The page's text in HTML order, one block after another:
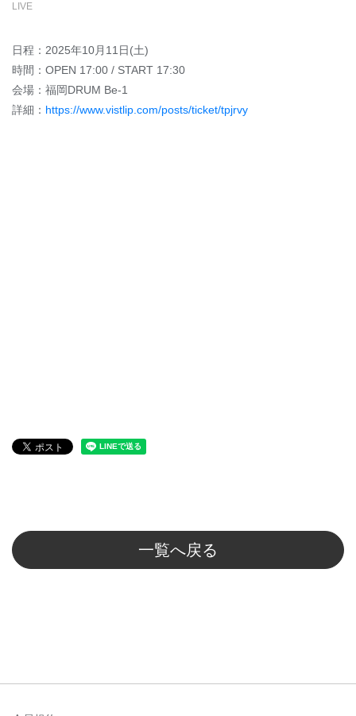
LIVE
日程：2025年10月11日(土)
時間：OPEN 17:00 / START 17:30
会場：福岡DRUM Be-1
詳細： https://www.vistlip.com/posts/ticket/tpjrvy
一覧へ戻る